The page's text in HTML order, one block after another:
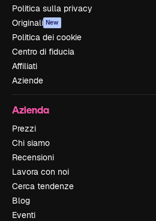
Politica sulla privacy
Originali New
Politica dei cookie
Centro di fiducia
Affiliati
Aziende
Azienda
Prezzi
Chi siamo
Recensioni
Lavora con noi
Cerca tendenze
Blog
Eventi